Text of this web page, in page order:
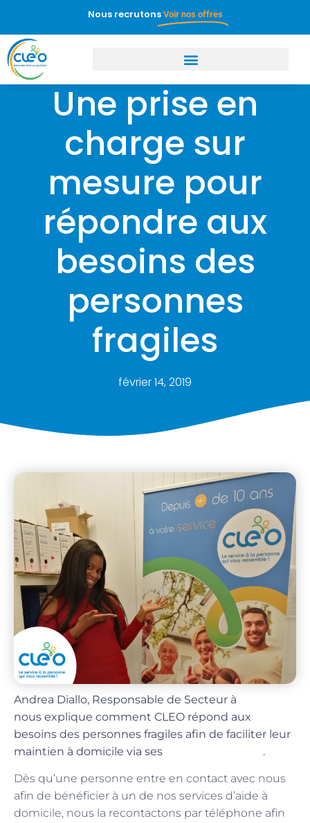
Nous recrutons Voir nos offres
Une prise en
charge sur
mesure pour
répondre aux
besoins des
personnes
fragiles
février 14, 2019
Andrea Diallo, Responsable de Secteur à
nous explique comment CLEO répond aux
besoins des personnes fragiles afin de faciliter leur
maintien à domicile via ses
.
Dès qu’une personne entre en contact avec nous
afin de bénéficier à un de nos services d’aide à
domicile, nous la recontactons par téléphone afin